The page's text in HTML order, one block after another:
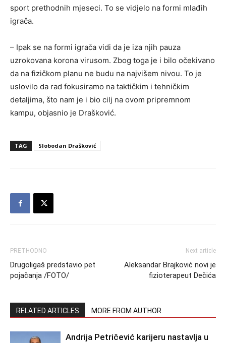
sport prethodnih mjeseci. To se vidjelo na formi mlađih
igrača.
– Ipak se na formi igrača vidi da je iza njih pauza
uzrokovana korona virusom. Zbog toga je i bilo očekivano
da na fizičkom planu ne budu na najvišem nivou. To je
uslovilo da rad fokusiramo na taktičkim i tehničkim
detaljima, što nam je i bio cilj na ovom pripremnom
kampu, objasnio je Drašković.
TAG Slobodan Drašković
PRETHODNO
Drugoligaš predstavio pet
pojačanja /FOTO/
Next article
Aleksandar Brajković novi je
fizioterapeut Dečića
RELATED ARTICLES MORE FROM AUTHOR
Andrija Petričević karijeru nastavlja u